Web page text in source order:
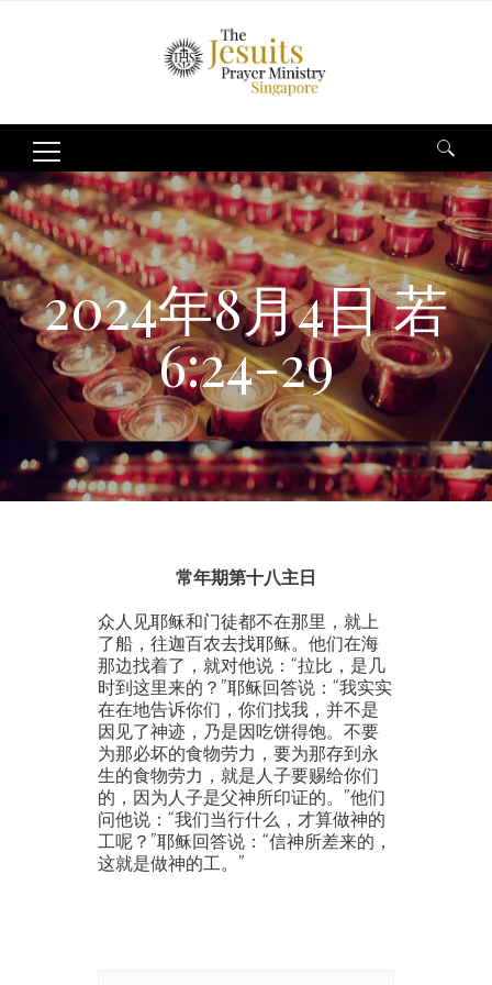
Search
for:
2024年8月4日 若
6:24-29
常年期第十八主日
众人见耶稣和门徒都不在那里，就上
了船，往迦百农去找耶稣。他们在海
那边找着了，就对他说：“拉比，是几
时到这里来的？”耶稣回答说：“我实实
在在地告诉你们，你们找我，并不是
因见了神迹，乃是因吃饼得饱。不要
为那必坏的食物劳力，要为那存到永
生的食物劳力，就是人子要赐给你们
的，因为人子是父神所印证的。”他们
问他说：“我们当行什么，才算做神的
工呢？”耶稣回答说：“信神所差来的，
这就是做神的工。”